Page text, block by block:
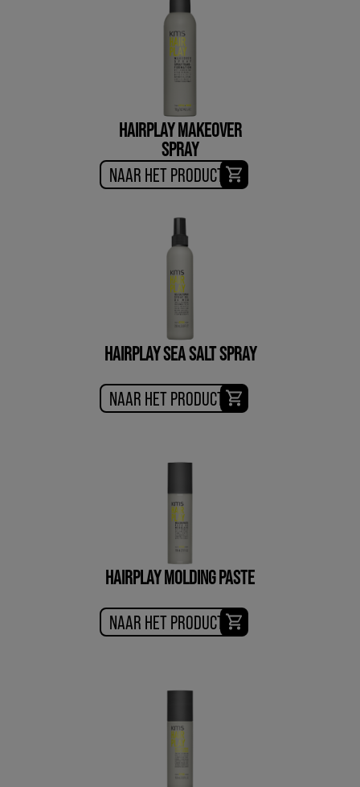
HAIRPLAY MAKEOVER
SPRAY
NAAR HET PRODUCT
HAIRPLAY SEA SALT SPRAY
NAAR HET PRODUCT
HAIRPLAY MOLDING PASTE
NAAR HET PRODUCT